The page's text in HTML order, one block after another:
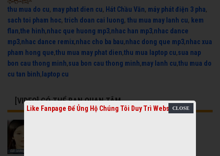
thu mua do cu, may phat dien cu, Hát Chầu Văn, máy phát điện 3 pha,
sach toi pham hoc, trich doan cai luong, thu mua may lanh cu, kem
flan,the hinh,nhac que huong mp3,nhac han mp3,nhac dance
mp3,nhac dance remix,nhac cho ba bau,nhac dong que mp3,nhac xua
pham hong que,thu mua may phat dien,thu mua laptop cu,sua nap
bon cau thong minh,sua bon cau thong minh,may lanh cu,thu mua do
cu tan binh, laptop cu
[VIDEO] CÓ THỂ BẠN QUAN TÂM
Like Fanpage Để Ủng Hộ Chúng Tôi Duy Trì Website